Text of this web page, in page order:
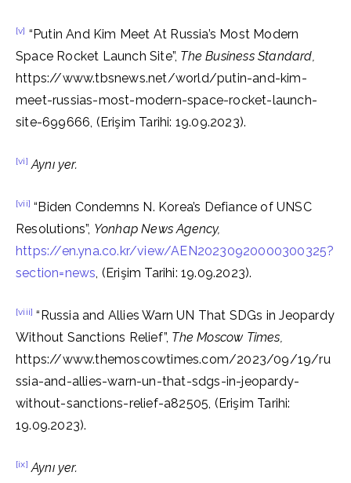
[v] “Putin And Kim Meet At Russia’s Most Modern
Space Rocket Launch Site”, The Business Standard,
https://www.tbsnews.net/world/putin-and-kim-
meet-russias-most-modern-space-rocket-launch-
site-699666, (Erişim Tarihi: 19.09.2023).
[vi] Aynı yer.
[vii] “Biden Condemns N. Korea’s Defiance of UNSC
Resolutions”, Yonhap News Agency,
https://en.yna.co.kr/view/AEN20230920000300325?
section=news, (Erişim Tarihi: 19.09.2023).
[viii] “Russia and Allies Warn UN That SDGs in Jeopardy
Without Sanctions Relief”, The Moscow Times,
https://www.themoscowtimes.com/2023/09/19/ru
ssia-and-allies-warn-un-that-sdgs-in-jeopardy-
without-sanctions-relief-a82505, (Erişim Tarihi:
19.09.2023).
[ix] Aynı yer.